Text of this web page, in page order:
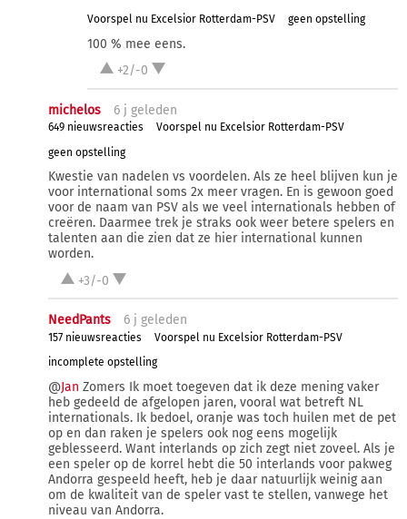
Voorspel nu Excelsior Rotterdam-PSV
geen opstelling
100 % mee eens.
+2/-0
michelos 6 j geleden
649 nieuwsreacties
Voorspel nu Excelsior Rotterdam-PSV
geen opstelling
Kwestie van nadelen vs voordelen. Als ze heel blijven kun je
voor international soms 2x meer vragen. En is gewoon goed
voor de naam van PSV als we veel internationals hebben of
creëren. Daarmee trek je straks ook weer betere spelers en
talenten aan die zien dat ze hier international kunnen
worden.
+3/-0
NeedPants 6 j geleden
157 nieuwsreacties
Voorspel nu Excelsior Rotterdam-PSV
incomplete opstelling
@Jan Zomers Ik moet toegeven dat ik deze mening vaker
heb gedeeld de afgelopen jaren, vooral wat betreft NL
internationals. Ik bedoel, oranje was toch huilen met de pet
op en dan raken je spelers ook nog eens mogelijk
geblesseerd. Want interlands op zich zegt niet zoveel. Als je
een speler op de korrel hebt die 50 interlands voor pakweg
Andorra gespeeld heeft, heb je daar natuurlijk weinig aan
om de kwaliteit van de speler vast te stellen, vanwege het
niveau van Andorra.